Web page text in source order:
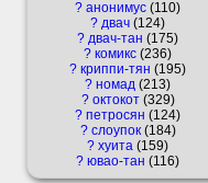
? анонимус 110
? двач 124
? двач-тан
175
? комикс 236
? криппи-тян
195
? номад 213
? октокот 329
? петросян
124
? слоупок 184
? хуита 159
? ювао-тан 116